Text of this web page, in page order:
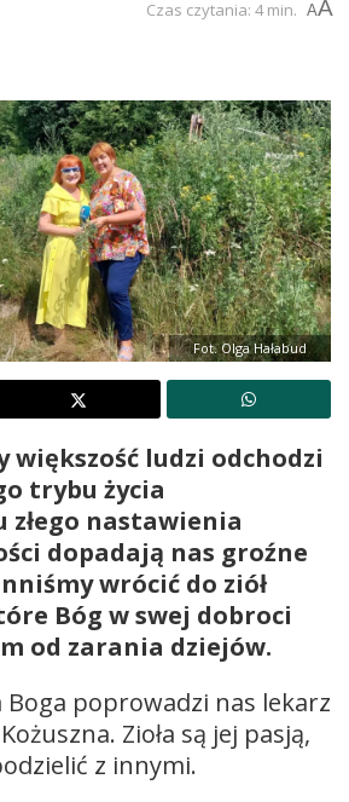
Czas czytania: 4 min. AA
Fot. Olga Hałabud
większość ludzi odchodzi
trybu życia
złego nastawienia
dopadają nas groźne
wrócić do ziół
Bóg w swej dobroci
od zarania dziejów.
Boga poprowadzi nas lekarz
Zioła są jej pasją,
z innymi.